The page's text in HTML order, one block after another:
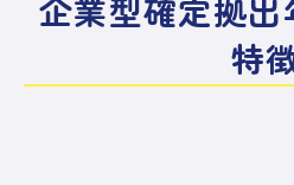
企業型確定拠
特